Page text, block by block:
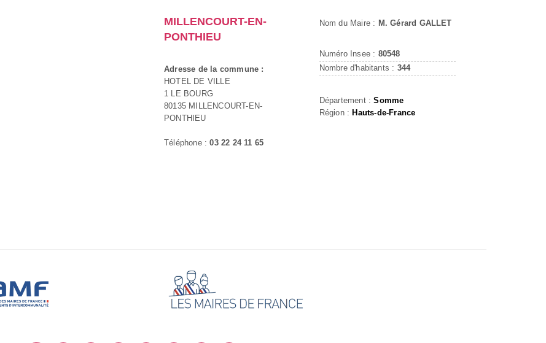
MILLENCOURT-EN-
PONTHIEU
Adresse de la commune :
HOTEL DE VILLE
1 LE BOURG
80135 MILLENCOURT-EN-
PONTHIEU
Téléphone :03 22 24 11 65
Nom du Maire : M. Gérard GALLET
Numéro Insee : 80548
Nombre d'habitants : 344
Département :Somme
Région : Hauts-de-France